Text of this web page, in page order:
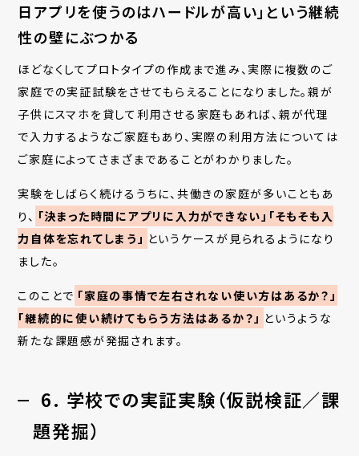
日アプリを使うのはハードルが高い」という継続
性の壁にぶつかる
ほどなくしてプロトタイプの作成まで進み、実際に複数のご
家庭での実証試験をさせてもらえることになりました。親が
子供にスマホを貸して利用させる家庭もあれば、親が代理
で入力するようなご家庭もあり、実際の利用方法については
ご家庭によってさまざまであることがわかりました。
実験をしばらく続けるうちに、共働きの家庭が多いこともあ
り、 「決まった時間にアプリに入力ができない」「そもそも入
力自体を忘れてしまう」 というケースが見られるようになり
ました。
このことで 「家庭の事情で左右されない使い方はあるか？」
「継続的に使い続けてもらう方法はあるか？」 というような
新たな課題感が発掘されます。
6. 学校での実証実験（仮説検証／課
題発掘）